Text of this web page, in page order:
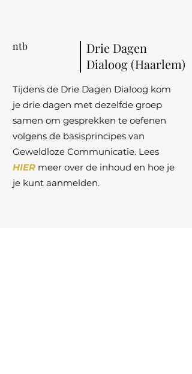
ntb
Drie Dagen
Dialoog (Haarlem)
Tijdens de Drie Dagen Dialoog kom
je drie dagen met dezelfde groep
samen om gesprekken te oefenen
volgens de basisprincipes van
Geweldloze Communicatie. Lees
HIER meer over de inhoud en hoe je
je kunt aanmelden.